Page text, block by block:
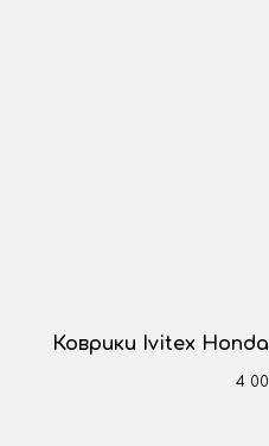
Коврики Ivitex Honda
4